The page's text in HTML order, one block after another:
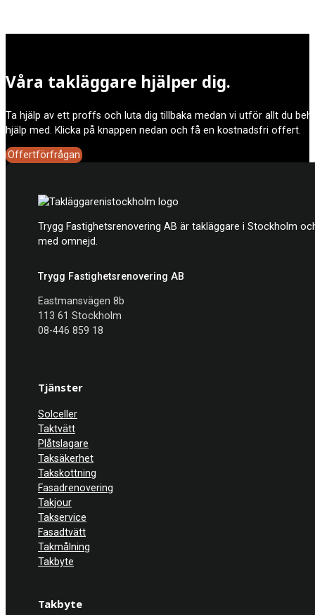
expertis innebär att du får ett garanterat bra slutresultat som
Våra takläggare hjälper dig.
Ta hjälp av ett proffs och luta dig tillbaka medan vi utför allt du
hjälp med. Klicka på knappen nedan och få en kostnadsfri offert.
Offertförfrågan
Trygg Fastighetsrenovering AB är takläggare i Stockholm
med omnejd.
Trygg Fastighetsrenovering AB
Eastmansvägen 8b
113 61 Stockholm
08-446 859 18
Tjänster
Solceller
Taktvätt
Plåtslagare
Taksäkerhet
Takskottning
Fasadrenovering
Takjour
Takservice
Fasadtvätt
Takmålning
Takbyte
Takbyte